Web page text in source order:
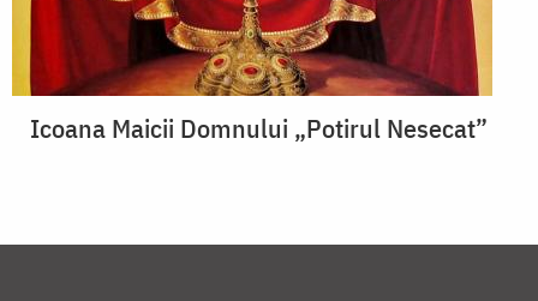
Icoana Maicii Domnului „Potirul Nesecat”